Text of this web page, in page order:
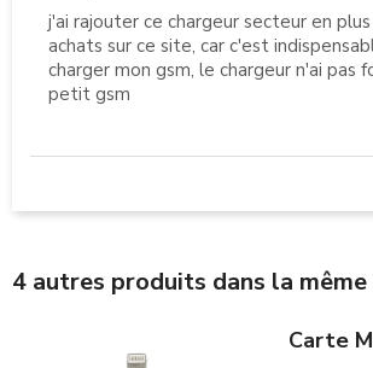
j'ai rajouter ce chargeur secteur en
achats sur ce site, car c'est
charger mon gsm, le chargeur n'ai pas
petit gsm
4 autres produits dans la